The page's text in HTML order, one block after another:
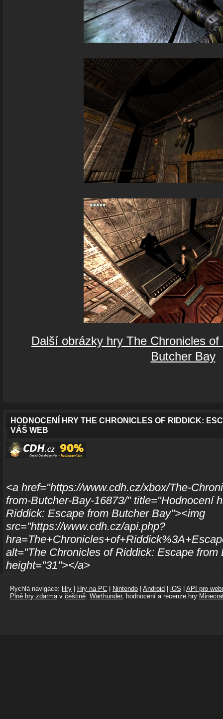
Další obrázky hry The Chronicles
Butcher Bay
HODNOCENÍ HRY THE CHRONICLES OF RIDDICK:
VÁŠ WEB
<a href="https://www.cdh.cz/xbox/The-
from-Butcher-Bay-16873/" title="Hodnocení
Riddick: Escape from Butcher Bay"><img
src="https://www.cdh.cz/api.php?
alt="The Chronicles of Riddick: Escape
height="31"></a>
Rychlá navigace: Hry Hry na PC Nintendo Android iOS
API pro
Plné hry zdarmav češtině: Warthunder, hodnocení a recenze hry